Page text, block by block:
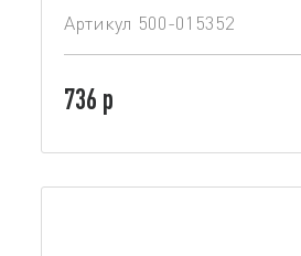
Артикул 500-015352
736 р